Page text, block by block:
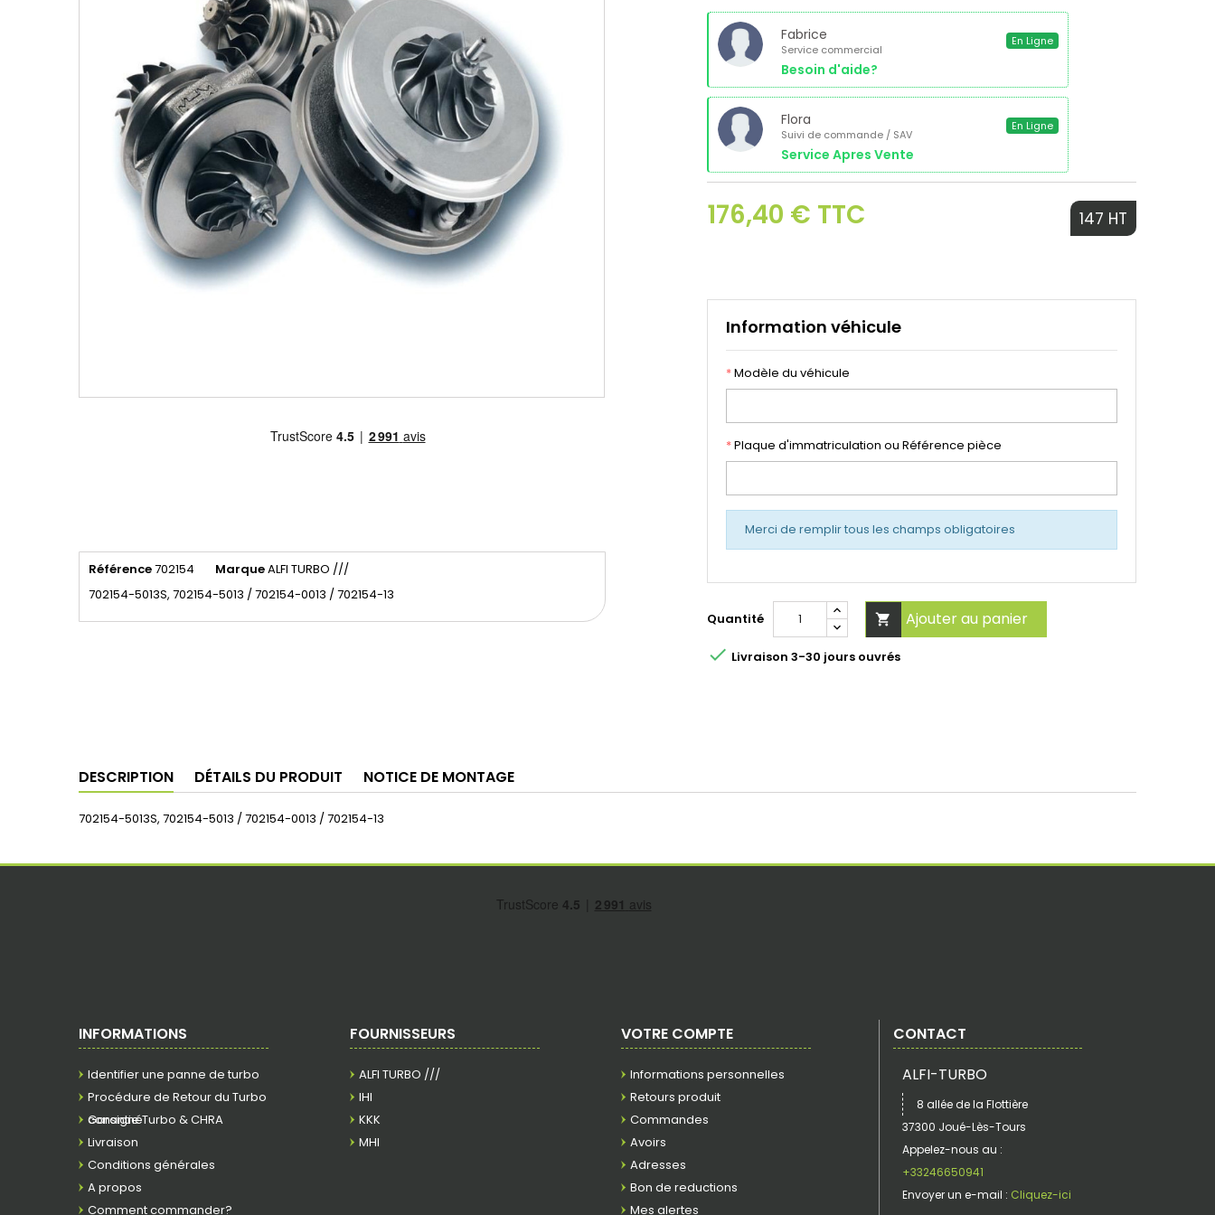
Référence702154 MarqueALFI TURBO ///
702154-5013S, 702154-5013 / 702154-0013 / 702154-13
Fabrice
Service commercial
Besoin d'aide?
En Ligne
Flora
Suivi de commande / SAV
Service Apres Vente
En Ligne
176,40 € TTC 147 HT
Information véhicule
*Modèle du véhicule
*Plaque d'immatriculation ou Référence pièce
Merci de remplir tous les champs obligatoires
Quantité  Ajouter au panier
 Livraison 3-30 jours ouvrés
DESCRIPTION DÉTAILS DU PRODUIT NOTICE DE MONTAGE
702154-5013S, 702154-5013 / 702154-0013 / 702154-13
INFORMATIONS
Identifier une panne de turbo
Procédure de Retour du Turbo
consigné
Garantie Turbo & CHRA
Livraison
Conditions générales
A propos
Comment commander?
FOURNISSEURS
ALFI TURBO ///
IHI
KKK
MHI
VOTRE COMPTE
Informations personnelles
Retours produit
Commandes
Avoirs
Adresses
Bon de reductions
Mes alertes
CONTACT
ALFI-TURBO
8 allée de la Flottière
37300 Joué-Lès-Tours
Appelez-nous au :
+33246650941
Envoyer un e-mail : Cliquez-ici